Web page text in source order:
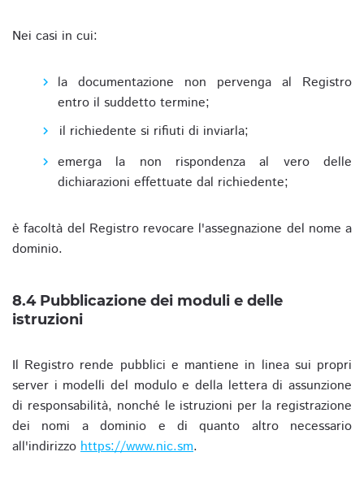
Nei casi in cui:
la documentazione non pervenga al Registro
entro il suddetto termine;
il richiedente si rifiuti di inviarla;
emerga la non rispondenza al vero delle
dichiarazioni effettuate dal richiedente;
è facoltà del Registro revocare l'assegnazione del nome a
dominio.
8.4 Pubblicazione dei moduli e delle
istruzioni
Il Registro rende pubblici e mantiene in linea sui propri
server i modelli del modulo e della lettera di assunzione
di responsabilità, nonché le istruzioni per la registrazione
dei nomi a dominio e di quanto altro necessario
all'indirizzo https://www.nic.sm.